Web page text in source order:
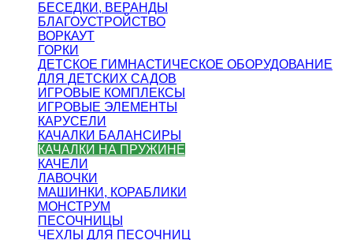
БЕСЕДКИ, ВЕРАНДЫ
БЛАГОУСТРОЙСТВО
ВОРКАУТ
ГОРКИ
ДЕТСКОЕ ГИМНАСТИЧЕСКОЕ ОБОРУДОВАНИЕ
ДЛЯ ДЕТСКИХ САДОВ
ИГРОВЫЕ КОМПЛЕКСЫ
ИГРОВЫЕ ЭЛЕМЕНТЫ
КАРУСЕЛИ
КАЧАЛКИ БАЛАНСИРЫ
КАЧАЛКИ НА ПРУЖИНЕ
КАЧЕЛИ
ЛАВОЧКИ
МАШИНКИ, КОРАБЛИКИ
МОНСТРУМ
ПЕСОЧНИЦЫ
ЧЕХЛЫ ДЛЯ ПЕСОЧНИЦ